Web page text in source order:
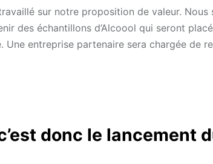
sur notre proposition de valeur.
des échantillons d’Alcoool qui seront
Une entreprise partenaire sera chargée de
donc le lancement